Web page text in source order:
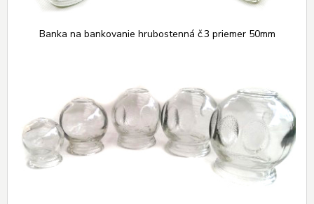
Banka na bankovanie hrubostenná č.3 priemer 50mm